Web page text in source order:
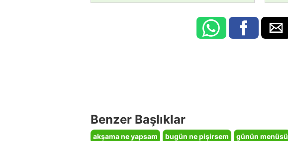
Benzer Başlıklar
akşama ne yapsam bugün ne pişirsem günün menüsü